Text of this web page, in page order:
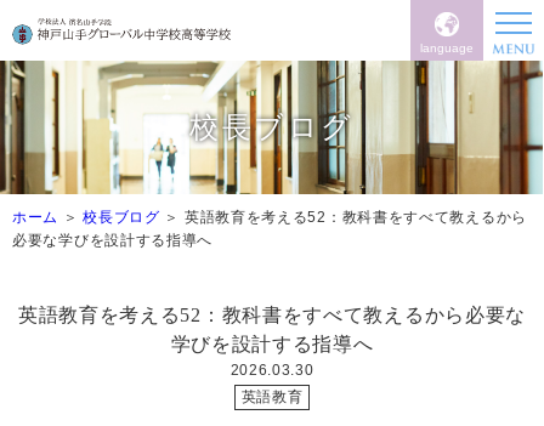
language
校長ブログ
ホーム 校長ブログ
英語教育を考える52：教科書をすべて教えるから
必要な学びを設計する指導へ
英語教育を考える52：教科書をすべて教えるから必要な
学びを設計する指導へ
2026.03.30
英語教育